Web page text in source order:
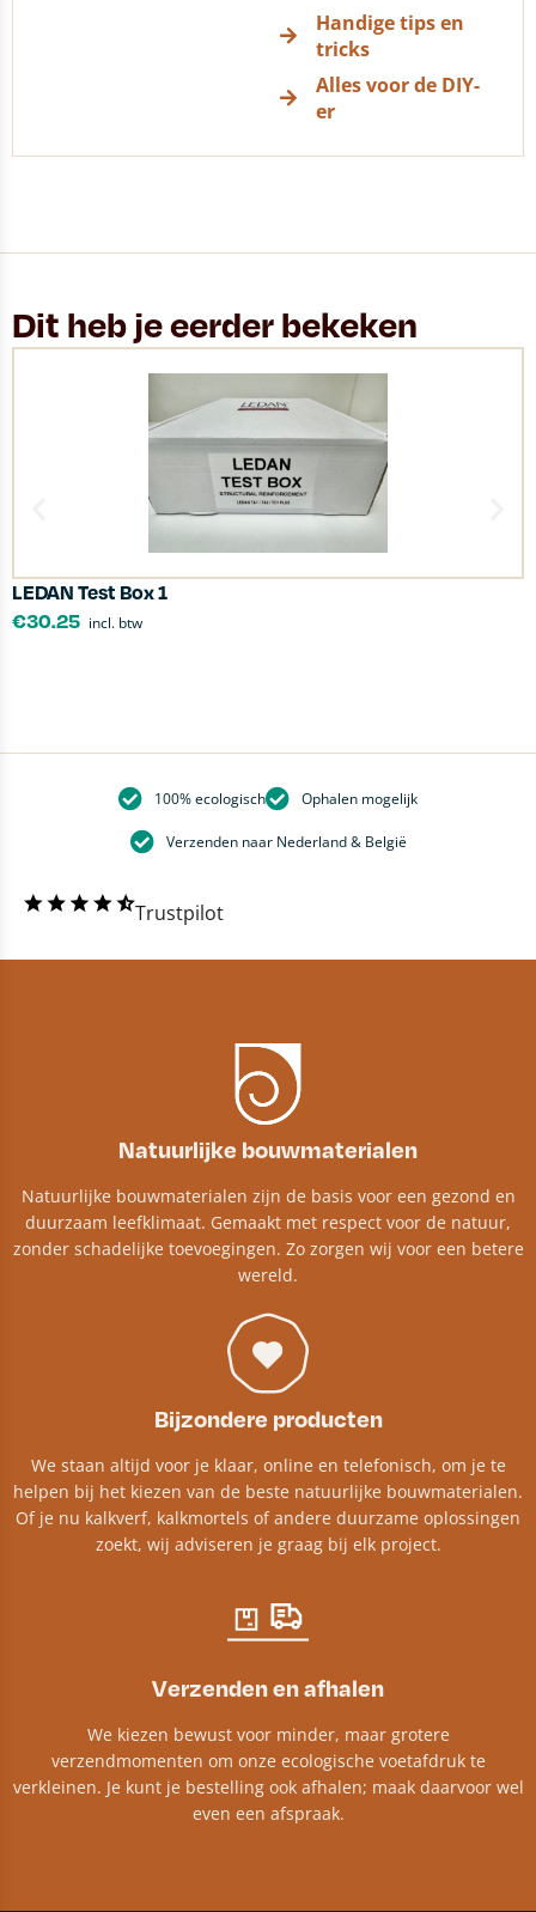
Handige tips en
tricks
Alles voor de DIY-
er
Dit heb je eerder bekeken
LEDAN Test Box 1
€30.25 incl. btw
100% ecologisch Ophalen mogelijk
Verzenden naar Nederland & België
Trustpilot
Natuurlijke bouwmaterialen
Natuurlijke bouwmaterialen zijn de basis voor een gezond en
duurzaam leefklimaat. Gemaakt met respect voor de natuur,
zonder schadelijke toevoegingen. Zo zorgen wij voor een betere
wereld.
Bijzondere producten
We staan altijd voor je klaar, online en telefonisch, om je te
helpen bij het kiezen van de beste natuurlijke bouwmaterialen.
Of je nu kalkverf, kalkmortels of andere duurzame oplossingen
zoekt, wij adviseren je graag bij elk project.​
Verzenden en afhalen
We kiezen bewust voor minder, maar grotere
verzendmomenten om onze ecologische voetafdruk te
verkleinen. Je kunt je bestelling ook afhalen; maak daarvoor wel
even een afspraak.